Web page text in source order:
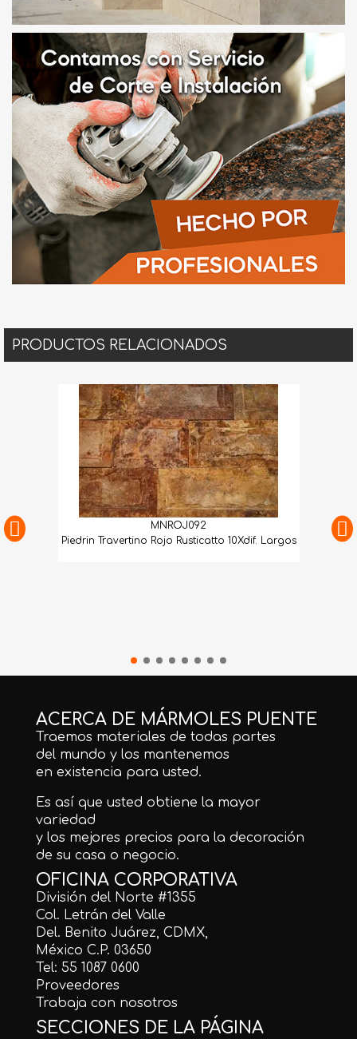
PRODUCTOS RELACIONADOS
MNROJ092
Piedrin Travertino Rojo Rusticatto 10Xdif. Largos
ACERCA DE MÁRMOLES PUENTE
Traemos materiales de todas partes
del mundo y los mantenemos
en existencia para usted.
Es así que usted obtiene la mayor
variedad
y los mejores precios para la decoración
de su casa o negocio.
OFICINA CORPORATIVA
División del Norte #1355
Col. Letrán del Valle
Del. Benito Juárez, CDMX,
México C.P. 03650
Tel: 55 1087 0600
Proveedores
Trabaja con nosotros
SECCIONES DE LA PÁGINA